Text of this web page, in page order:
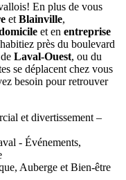
En plus de vous
et Blainville,
et en entreprise
près du boulevard
Laval-Ouest, ou du
se déplacent chez vous
besoin pour retrouver